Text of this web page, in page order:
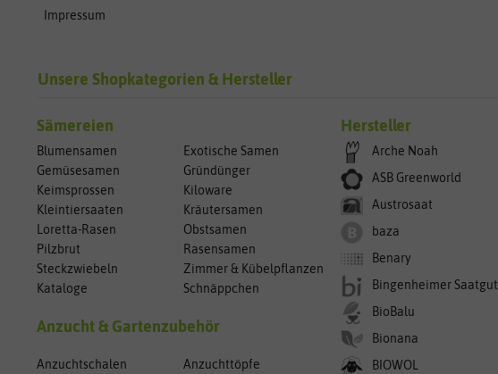
Impressum
Unsere Shopkategorien & Hersteller
Sämereien
Blumensamen
Exotische Samen
Gemüsesamen
Gründünger
Keimsprossen
Kiloware
Kleintiersaaten
Kräutersamen
Loretta-Rasen
Obstsamen
Pilzbrut
Rasensamen
Steckzwiebeln
Zimmer & Kübelpflanzen
Kataloge
Schnäppchen
Anzucht & Gartenzubehör
Anzuchtschalen
Anzuchttöpfe
Hersteller
Arche Noah
ASB Greenworld
Austrosaat
baza
Benary
Bingenheimer Saatgut
BioBalu
Bionana
BIOWOL